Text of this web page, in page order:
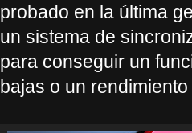
probado en la última
un sistema de
para conseguir un
bajas o un